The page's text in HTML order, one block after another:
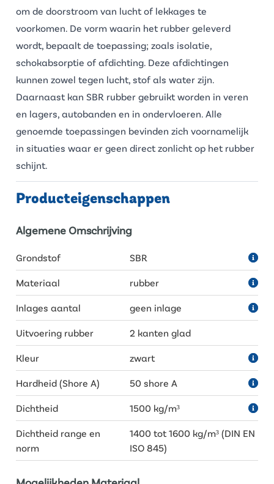
om de doorstroom van lucht of lekkages te
voorkomen. De vorm waarin het rubber geleverd
wordt, bepaalt de toepassing; zoals isolatie,
schokabsorptie of afdichting. Deze afdichtingen
kunnen zowel tegen lucht, stof als water zijn.
Daarnaast kan SBR rubber gebruikt worden in veren
en lagers, autobanden en in ondervloeren. Alle
genoemde toepassingen bevinden zich voornamelijk
in situaties waar er geen direct zonlicht op het rubber
schijnt.
Producteigenschappen
Algemene Omschrijving
Grondstof SBR
Materiaal rubber
Inlages aantal geen inlage
Uitvoering rubber 2 kanten glad
Kleur zwart
Hardheid (Shore A) 50 shore A
Dichtheid 1500 kg/m³
Dichtheid range en
norm
1400 tot 1600 kg/m³ (DIN EN
ISO 845)